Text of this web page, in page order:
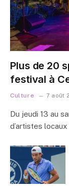
Plus de 20
festival à
Culture 7 août
Du jeudi 13 au
d’artistes